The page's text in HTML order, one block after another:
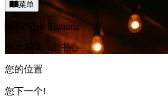
菜单
Bella Vista Trattoria
意大利菜 · 市中心
您的位置
您下一个!